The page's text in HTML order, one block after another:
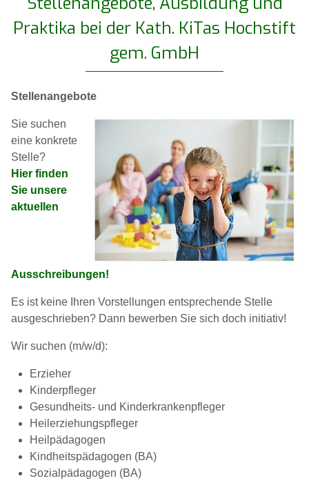
Praktika bei der Kath. KiTas Hochstift
gem. GmbH
Stellenangebote
Sie suchen
eine konkrete
Stelle?
Hier finden
Sie unsere
aktuellen
Ausschreibungen!
Es ist keine Ihren Vorstellungen entsprechende Stelle
ausgeschrieben? Dann bewerben Sie sich doch initiativ!
Wir suchen (m/w/d):
Erzieher
Kinderpfleger
Gesundheits- und Kinderkrankenpfleger
Heilerziehungspfleger
Heilpädagogen
Kindheitspädagogen (BA)
Sozialpädagogen (BA)